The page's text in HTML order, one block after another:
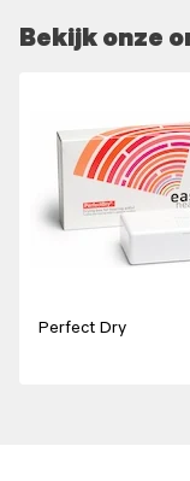
Bekijk onze
Perfect Dry